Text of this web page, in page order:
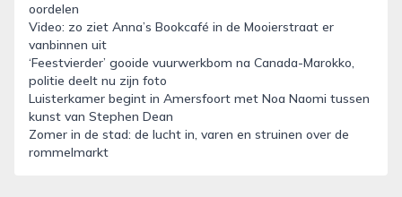
oordelen
Video: zo ziet Anna’s Bookcafé in de Mooierstraat er
vanbinnen uit
‘Feestvierder’ gooide vuurwerkbom na Canada-Marokko,
politie deelt nu zijn foto
Luisterkamer begint in Amersfoort met Noa Naomi tussen
kunst van Stephen Dean
Zomer in de stad: de lucht in, varen en struinen over de
rommelmarkt